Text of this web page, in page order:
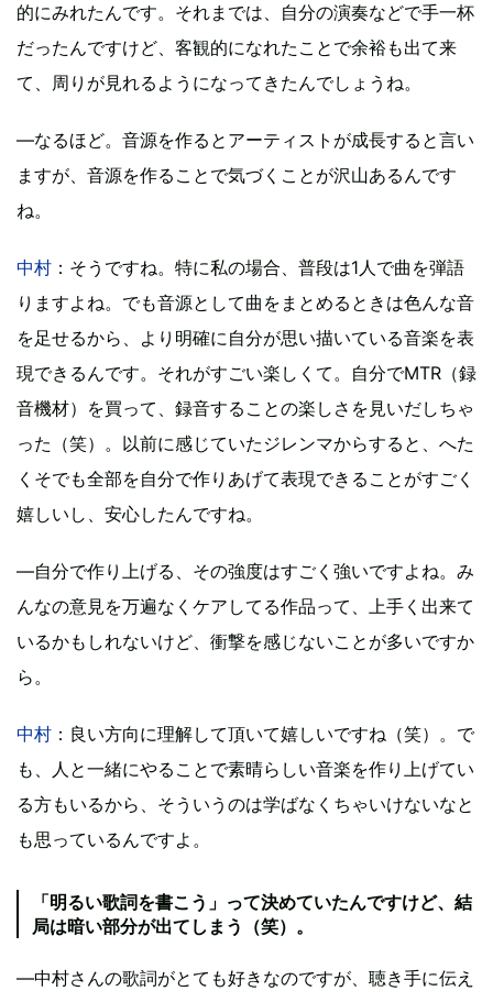
的にみれたんです。それまでは、自分の演奏などで手一杯
だったんですけど、客観的になれたことで余裕も出て来
て、周りが見れるようになってきたんでしょうね。
―なるほど。音源を作るとアーティストが成長すると言い
ますが、音源を作ることで気づくことが沢山あるんです
ね。
中村 ：そうですね。特に私の場合、普段は1人で曲を弾語
りますよね。でも音源として曲をまとめるときは色んな音
を足せるから、より明確に自分が思い描いている音楽を表
現できるんです。それがすごい楽しくて。自分でMTR（録
音機材）を買って、録音することの楽しさを見いだしちゃ
った（笑）。以前に感じていたジレンマからすると、へた
くそでも全部を自分で作りあげて表現できることがすごく
嬉しいし、安心したんですね。
―自分で作り上げる、その強度はすごく強いですよね。み
んなの意見を万遍なくケアしてる作品って、上手く出来て
いるかもしれないけど、衝撃を感じないことが多いですか
ら。
中村 ：良い方向に理解して頂いて嬉しいですね（笑）。で
も、人と一緒にやることで素晴らしい音楽を作り上げてい
る方もいるから、そういうのは学ばなくちゃいけないなと
も思っているんですよ。
「明るい歌詞を書こう」って決めていたんですけど、結
局は暗い部分が出てしまう（笑）。
―中村さんの歌詞がとても好きなのですが、聴き手に伝え